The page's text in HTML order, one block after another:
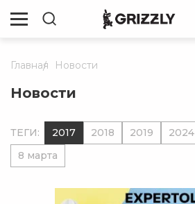
Главная Новости
Новости
ТЕГИ: 2017 2018 2019 2024
8 марта